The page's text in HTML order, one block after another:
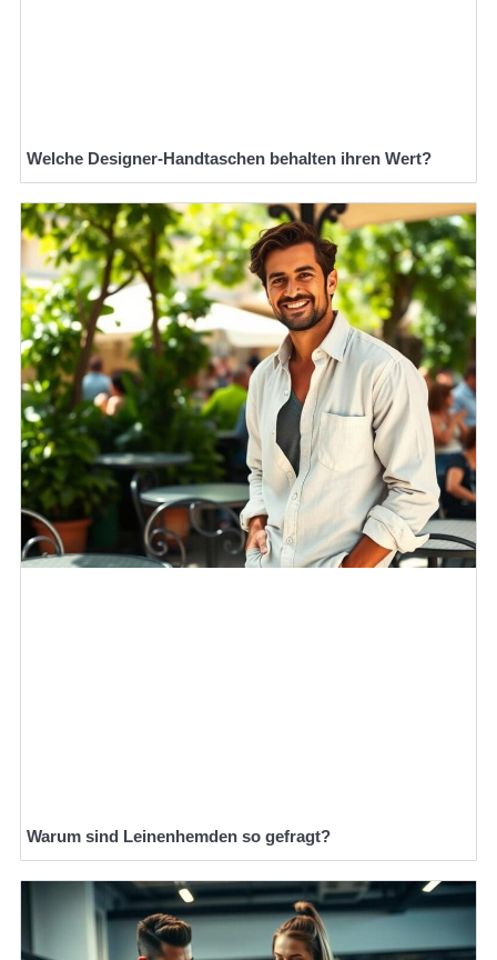
Welche Designer-Handtaschen behalten ihren Wert?
Warum sind Leinenhemden so gefragt?